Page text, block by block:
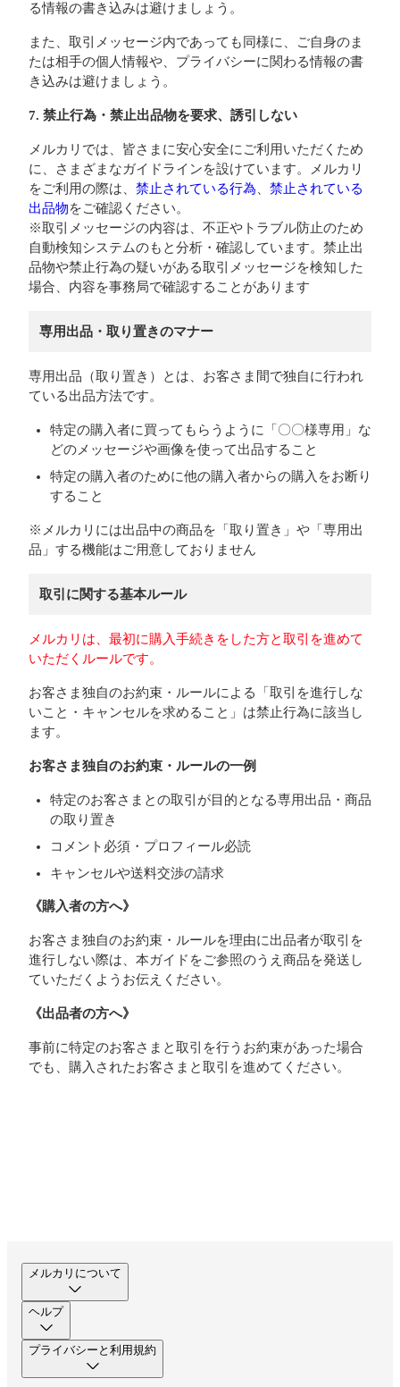
る情報の書き込みは避けましょう。
また、取引メッセージ内であっても同様に、ご自身のま
たは相手の個人情報や、プライバシーに関わる情報の書
き込みは避けましょう。
7. 禁止行為・禁止出品物を要求、誘引しない
メルカリでは、皆さまに安心安全にご利用いただくため
に、さまざまなガイドラインを設けています。メルカリ
をご利用の際は、 禁止されている行為
禁止されている
出品物をご確認ください。
※取引メッセージの内容は、不正やトラブル防止のため
自動検知システムのもと分析・確認しています。禁止出
品物や禁止行為の疑いがある取引メッセージを検知した
場合、内容を事務局で確認することがあります
専用出品・取り置きのマナー
専用出品（取り置き）とは、お客さま間で独自に行われ
ている出品方法です。
特定の購入者に買ってもらうように「〇〇様専用」な
どのメッセージや画像を使って出品すること
特定の購入者のために他の購入者からの購入をお断り
すること
※メルカリには出品中の商品を「取り置き」や「専用出
品」する機能はご用意しておりません
取引に関する基本ルール
メルカリは、最初に購入手続きをした方と取引を進めて
いただくルールです。
お客さま独自のお約束・ルールによる「取引を進行しな
いこと・キャンセルを求めること」は禁止行為に該当し
ます。
お客さま独自のお約束・ルールの一例
特定のお客さまとの取引が目的となる専用出品・商品
の取り置き
コメント必須・プロフィール必読
キャンセルや送料交渉の請求
《購入者の方へ》
お客さま独自のお約束・ルールを理由に出品者が取引を
進行しない際は、本ガイドをご参照のうえ商品を発送し
ていただくようお伝えください。
《出品者の方へ》
事前に特定のお客さまと取引を行うお約束があった場合
でも、購入されたお客さまと取引を進めてください。
メルカリについて
ヘルプ
プライバシーと利用規約